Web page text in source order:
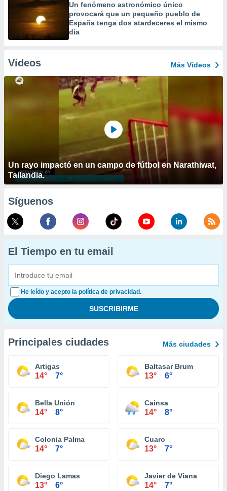
Un fenómeno astronómico único
provocará que un pequeño pueblo de
España tenga dos atardeceres el mismo
día
Vídeos Más Vídeos
Un rayo impactó en un campo de fútbol en Narathiwat,
Tailandia.
Síguenos
El Tiempo en tu email
He leído y acepto la política de privacidad.
Principales ciudades Más ciudades
Artigas
14° 7°
Baltasar Brum
13° 6°
Bella Unión
14° 8°
Cainsa
14° 8°
Colonia Palma
14° 7°
Cuaro
13° 7°
Diego Lamas
13° 6°
Javier de Viana
14° 7°